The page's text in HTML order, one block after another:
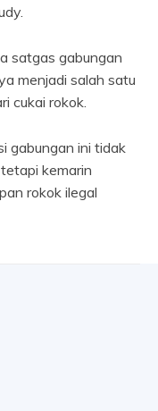
satgas gabungan
menjadi salah satu
cukai rokok.
gabungan ini tidak
kemarin
rokok ilegal